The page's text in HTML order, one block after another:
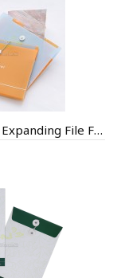
A4 Paper Expanding File Folder